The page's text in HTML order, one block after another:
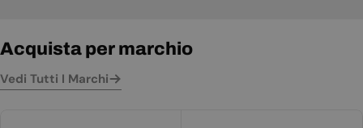
Acquista per marchio
Vedi Tutti I Marchi